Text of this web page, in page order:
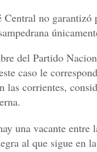
no garantizó
del Partido
caso le
las corrientes,
una vacante
al que sigue en